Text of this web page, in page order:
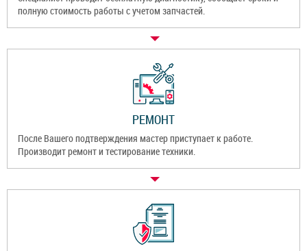
полную стоимость работы с учетом запчастей.
РЕМОНТ
После Вашего подтверждения мастер приступает к работе.
Производит ремонт и тестирование техники.